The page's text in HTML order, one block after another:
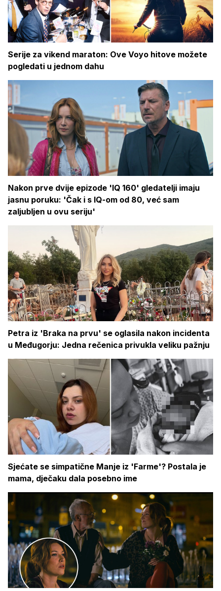
Serije za vikend maraton: Ove Voyo hitove možete
pogledati u jednom dahu
Nakon prve dvije epizode 'IQ 160' gledatelji imaju
jasnu poruku: 'Čak i s IQ-om od 80, već sam
zaljubljen u ovu seriju'
Petra iz 'Braka na prvu' se oglasila nakon incidenta
u Međugorju: Jedna rečenica privukla veliku pažnju
Sjećate se simpatične Manje iz 'Farme'? Postala je
mama, dječaku dala posebno ime